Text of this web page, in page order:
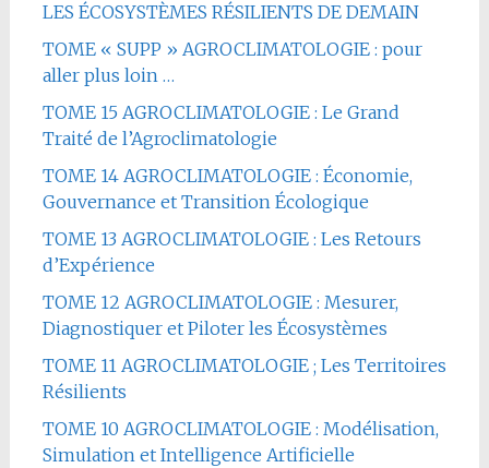
LES ÉCOSYSTÈMES RÉSILIENTS DE DEMAIN
TOME « SUPP » AGROCLIMATOLOGIE : pour
aller plus loin …
TOME 15 AGROCLIMATOLOGIE : Le Grand
Traité de l’Agroclimatologie
TOME 14 AGROCLIMATOLOGIE : Économie,
Gouvernance et Transition Écologique
TOME 13 AGROCLIMATOLOGIE : Les Retours
d’Expérience
TOME 12 AGROCLIMATOLOGIE : Mesurer,
Diagnostiquer et Piloter les Écosystèmes
TOME 11 AGROCLIMATOLOGIE ; Les Territoires
Résilients
TOME 10 AGROCLIMATOLOGIE : Modélisation,
Simulation et Intelligence Artificielle